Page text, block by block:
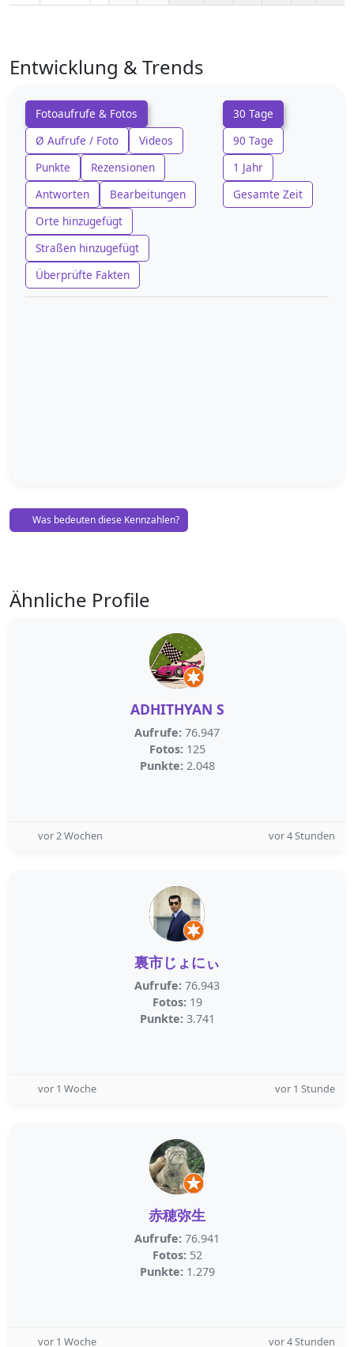
Entwicklung & Trends
Fotoaufrufe & Fotos
Ø Aufrufe / Foto
Videos
Punkte
Rezensionen
Antworten
Bearbeitungen
Orte hinzugefügt
Straßen hinzugefügt
Überprüfte Fakten
30 Tage
90 Tage
1 Jahr
Gesamte Zeit
Was bedeuten diese Kennzahlen?
Ähnliche Profile
ADHITHYAN S
Aufrufe: 76.947
Fotos: 125
Punkte: 2.048
vor 2 Wochen vor 4 Stunden
裏市じょにぃ
Aufrufe: 76.943
Fotos: 19
Punkte: 3.741
vor 1 Woche vor 1 Stunde
赤穂弥生
Aufrufe: 76.941
Fotos: 52
Punkte: 1.279
vor 1 Woche vor 4 Stunden